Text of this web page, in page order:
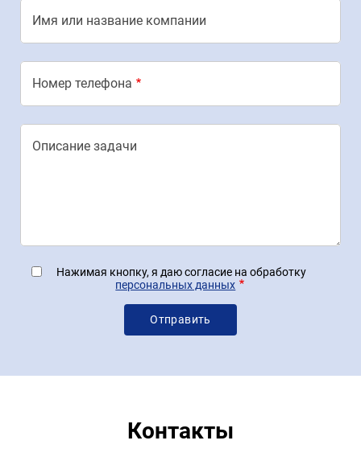
Имя или название компании
Номер телефона
Описание задачи
Нажимая кнопку, я даю согласие на обработку
персональных данных
Контакты